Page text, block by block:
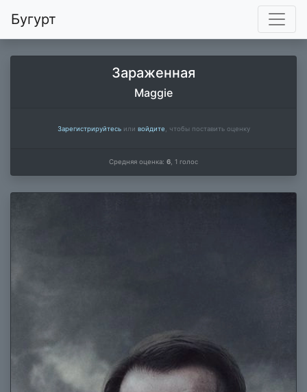
Бугурт
Зараженная
Maggie
Зарегистрируйтесьили войдите , чтобы поставить оценку
Средняя оценка: 6 1 голос